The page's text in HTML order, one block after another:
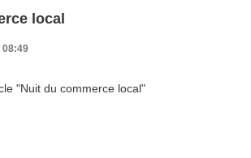
local
08:49